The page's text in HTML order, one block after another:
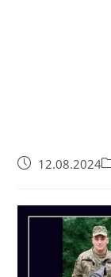
12.08.2024